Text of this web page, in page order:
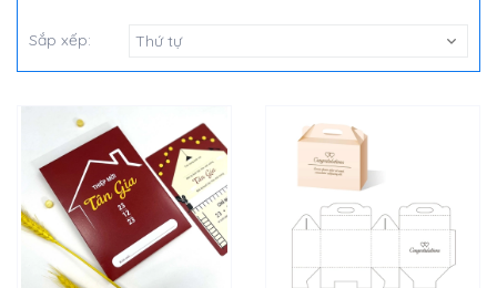
Sắp xếp: Thứ tự